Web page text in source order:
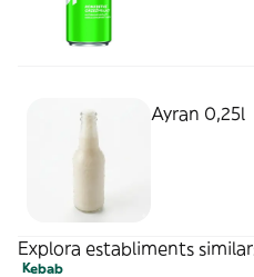
Ayran 0,25l
Explora establiments
Kebab